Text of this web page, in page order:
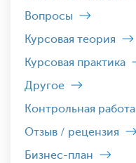
Вопросы
Курсовая теория
Курсовая практика
Другое
Контрольная работа
Отзыв / рецензия
Бизнес-план